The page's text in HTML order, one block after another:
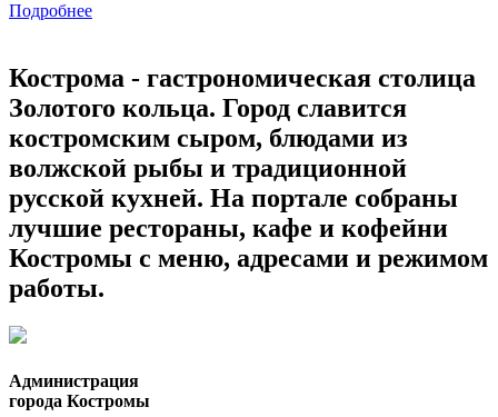
Подробнее
Кострома - гастрономическая столица
Золотого кольца. Город славится
костромским сыром, блюдами из
волжской рыбы и традиционной
русской кухней. На портале собраны
лучшие рестораны, кафе и кофейни
Костромы с меню, адресами и режимом
работы.
Администрация
города Костромы